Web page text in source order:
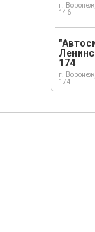
г.
146
174
г.
174